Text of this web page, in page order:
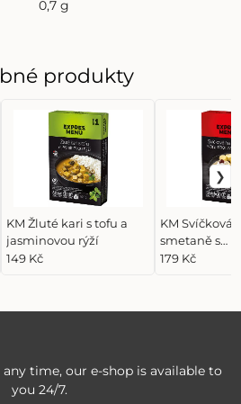
0,7 g
produkty
KM Žluté kari s tofu a
jasminovou rýží
149 Kč
KM Svíčková
smetaně s
179 Kč
time, our e-shop is available to
you 24/7.